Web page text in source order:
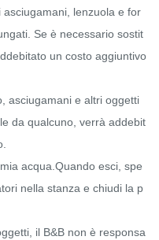
lenzuola e for
Se è necessario sostit
un costo aggiuntivo
asciugamani e altri oggetti
da qualcuno, verrà addebit
acqua.Quando esci, spe
nella stanza e chiudi la p
il B&B non è responsa